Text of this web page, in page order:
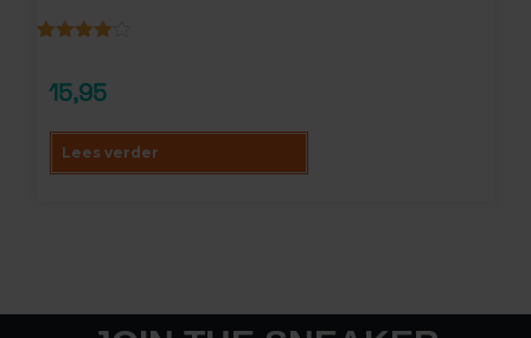
gebaseerd
klantbeoordeling
15,95
Lees verder